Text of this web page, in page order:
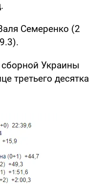
Семеренко (2
Украины
третьего десятка